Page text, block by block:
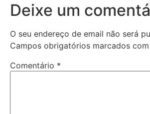
Deixe um
O seu endereço de email não será
Campos obrigatórios marcados com
Comentário *